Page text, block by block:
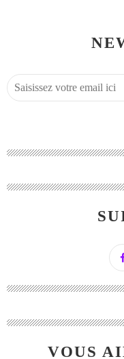
VOUS